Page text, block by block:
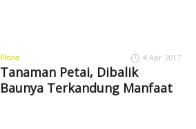
Flora 4 Apr 2017
Tanaman Petai, Dibalik
Baunya Terkandung Manfaat